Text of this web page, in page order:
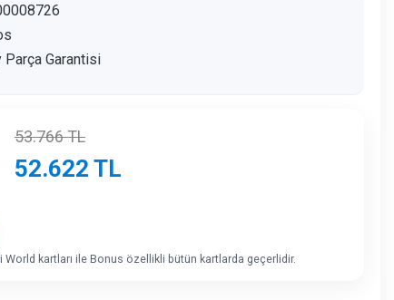
Parça Garantisi
53.766TL
52.622 TL
World kartları ile Bonus özellikli bütün kartlarda geçerlidir.